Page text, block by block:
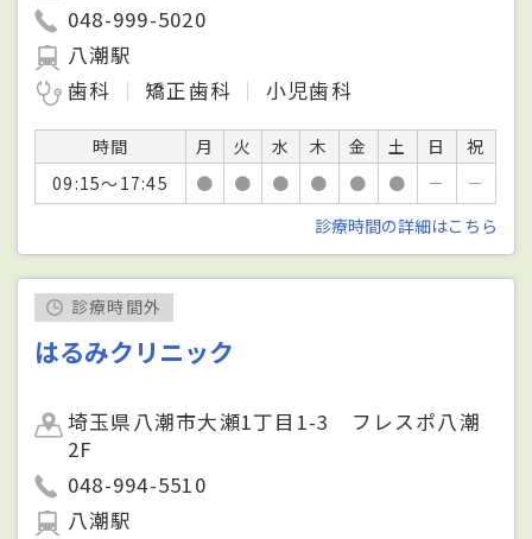
048-999-5020
八潮駅
歯科
矯正歯科 小児歯科
時間 月 火 水 木 金 土 日
祝
09:15～17:45
● ● ● ● ● ● －
－
診療時間の詳細はこちら
診療時間外
はるみクリニック
埼玉県八潮市大瀬1丁目1-3 フレスポ八潮
2F
048-994-5510
八潮駅